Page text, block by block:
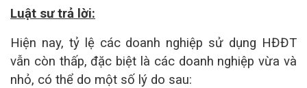
Luật sư trả lời:
Hiện nay, tỷ lệ các doanh nghiệp sử dụng HĐĐT
vẫn còn thấp, đặc biệt là các doanh nghiệp vừa và
nhỏ, có thể do một số lý do sau: